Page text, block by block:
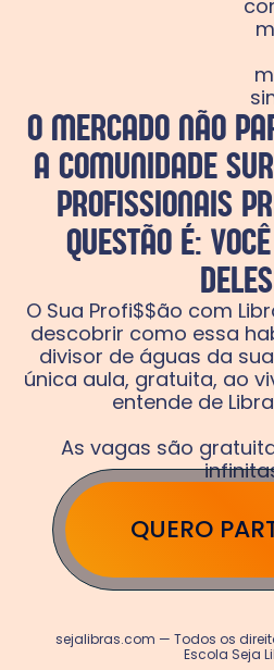
O MERCADO NÃO
A COMUNIDADE
PROFISSIONAIS
QUESTÃO É:
O Sua Profi$$ão com
descobrir como essa
divisor de águas da
única aula, gratuita, ao
entende de
As vagas são
QUERO
sejalibras.com — Todos os
Escola Seja